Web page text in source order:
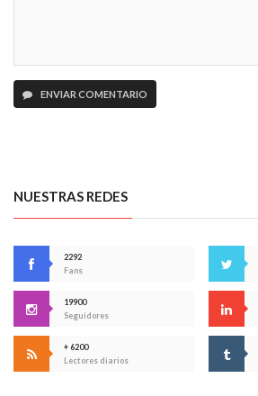
ENVIAR COMENTARIO
NUESTRAS REDES
2292
Fans
19900
Seguidores
+ 6200
Lectores diarios